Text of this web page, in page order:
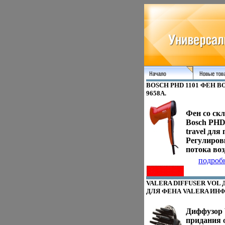
BOSCH PHD 1101 ФЕН
9658A.
Фен со
Bosch
travel для
потока
вешалка
хранения
1200 Вт
потока
Складная
Длина
VALERA DIFFUSER
ДЛЯ ФЕНА VALERA
Диффузор
придания